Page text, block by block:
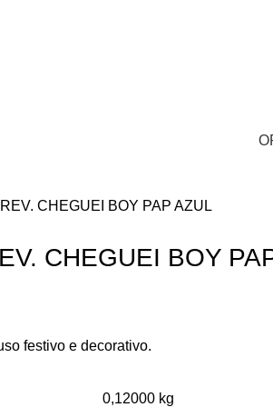
CHEGUEI BOY PAP AZUL
CHEGUEI BOY
festivo e decorativo.
0,12000 kg